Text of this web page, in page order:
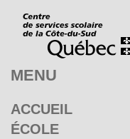
MENU
ACCUEIL
ÉCOLE